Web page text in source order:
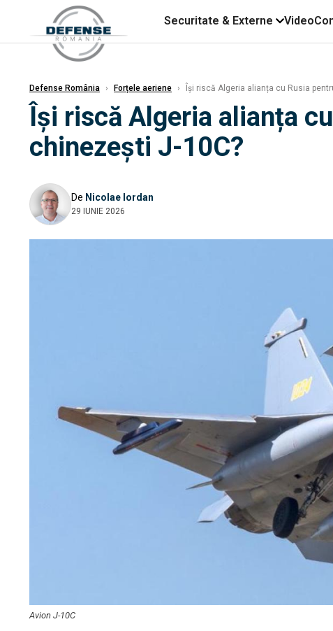
Securitate & Externe Video
Defense România › Forțele aeriene › Își riscă Algeria alianța cu Rusia
Își riscă Algeria alianța
chinezești J-10C?
De Nicolae Iordan
29 IUNIE 2026
Avion J-10C